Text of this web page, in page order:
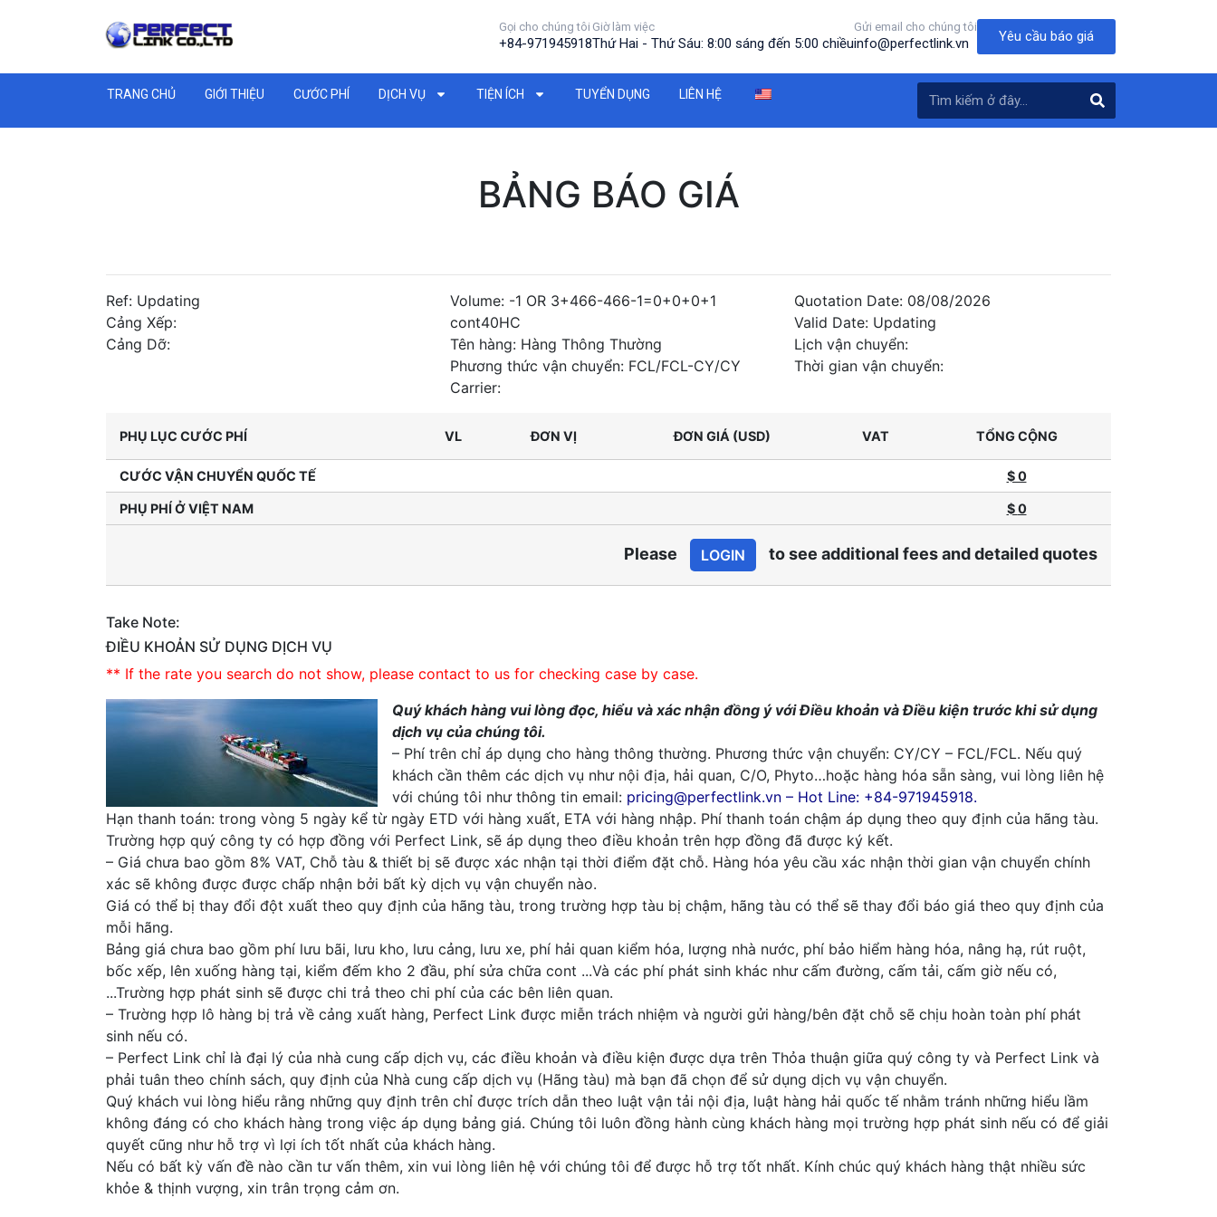
Gọi cho chúng tôi
+84-971945918
Giờ làm việc
Thứ Hai - Thứ Sáu: 8:00 sáng đến 5:00 chiều
Gửi email cho chúng tôi
info@perfectlink.vn Yêu cầu báo giá
TRANG CHỦ GIỚI THIỆU CƯỚC PHÍ DỊCH VỤ TIỆN ÍCH TUYỂN DỤNG LIÊN HỆ
BẢNG BÁO GIÁ
Ref: Updating
Cảng Xếp:
Cảng Dỡ:
Volume: -1 OR 3+466-466-1=0+0+0+1
cont40HC
Tên hàng: Hàng Thông Thường
Phương thức vận chuyển: FCL/FCL-CY/CY
Carrier:
Quotation Date: 08/08/2026
Valid Date: Updating
Lịch vận chuyển:
Thời gian vận chuyển:
PHỤ LỤC CƯỚC PHÍ VL ĐƠN VỊ ĐƠN GIÁ (USD) VAT TỔNG CỘNG
CƯỚC VẬN CHUYỂN QUỐC TẾ $ 0
PHỤ PHÍ Ở VIỆT NAM $0
Please LOGIN to see additional fees and detailed quotes
Take Note:
ĐIỀU KHOẢN SỬ DỤNG DỊCH VỤ
** If the rate you search do not show, please contact to us for checking case by case.
Quý khách hàng vui lòng đọc, hiểu và xác nhận đồng ý với Điều khoản và Điều kiện trước khi sử dụng
dịch vụ của chúng tôi.
– Phí trên chỉ áp dụng cho hàng thông thường. Phương thức vận chuyển: CY/CY – FCL/FCL. Nếu quý
khách cần thêm các dịch vụ như nội địa, hải quan, C/O, Phyto…hoặc hàng hóa sẵn sàng, vui lòng liên hệ
với chúng tôi như thông tin email: pricing@perfectlink.vn – Hot Line: +84-971945918.
Hạn thanh toán: trong vòng 5 ngày kể từ ngày ETD với hàng xuất, ETA với hàng nhập. Phí thanh toán chậm áp dụng theo quy định của hãng tàu.
Trường hợp quý công ty có hợp đồng với Perfect Link, sẽ áp dụng theo điều khoản trên hợp đồng đã được ký kết.
– Giá chưa bao gồm 8% VAT, Chỗ tàu & thiết bị sẽ được xác nhận tại thời điểm đặt chỗ. Hàng hóa yêu cầu xác nhận thời gian vận chuyển chính
xác sẽ không được được chấp nhận bởi bất kỳ dịch vụ vận chuyển nào.
Giá có thể bị thay đổi đột xuất theo quy định của hãng tàu, trong trường hợp tàu bị chậm, hãng tàu có thể sẽ thay đổi báo giá theo quy định của
mỗi hãng.
Bảng giá chưa bao gồm phí lưu bãi, lưu kho, lưu cảng, lưu xe, phí hải quan kiểm hóa, lượng nhà nước, phí bảo hiểm hàng hóa, nâng hạ, rút ruột,
bốc xếp, lên xuống hàng tại, kiểm đếm kho 2 đầu, phí sửa chữa cont ...Và các phí phát sinh khác như cấm đường, cấm tải, cấm giờ nếu có,
...Trường hợp phát sinh sẽ được chi trả theo chi phí của các bên liên quan.
– Trường hợp lô hàng bị trả về cảng xuất hàng, Perfect Link được miễn trách nhiệm và người gửi hàng/bên đặt chỗ sẽ chịu hoàn toàn phí phát
sinh nếu có.
– Perfect Link chỉ là đại lý của nhà cung cấp dịch vụ, các điều khoản và điều kiện được dựa trên Thỏa thuận giữa quý công ty và Perfect Link và
phải tuân theo chính sách, quy định của Nhà cung cấp dịch vụ (Hãng tàu) mà bạn đã chọn để sử dụng dịch vụ vận chuyển.
Quý khách vui lòng hiểu rằng những quy định trên chỉ được trích dẫn theo luật vận tải nội địa, luật hàng hải quốc tế nhằm tránh những hiểu lầm
không đáng có cho khách hàng trong việc áp dụng bảng giá. Chúng tôi luôn đồng hành cùng khách hàng mọi trường hợp phát sinh nếu có để giải
quyết cũng như hỗ trợ vì lợi ích tốt nhất của khách hàng.
Nếu có bất kỳ vấn đề nào cần tư vấn thêm, xin vui lòng liên hệ với chúng tôi để được hỗ trợ tốt nhất. Kính chúc quý khách hàng thật nhiều sức
khỏe & thịnh vượng, xin trân trọng cảm ơn.